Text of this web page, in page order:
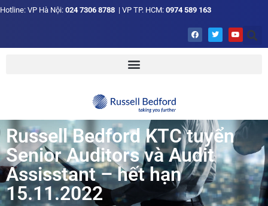
Hotline: VP Hà Nội: 024 7306 8788 | VP TP. HCM: 0974 589 163
Russell Bedford KTC tuyển
Senior Auditors và Audit
Assisstant – hết hạn
15.11.2022